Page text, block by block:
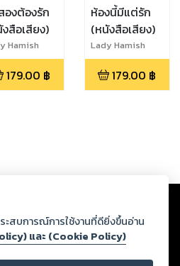
องต้องรัก
สือเสียง)
Hamish
179.00 ฿
ห้องนี้มีแต่รัก
(หนังสือเสียง)
Lady Hamish
179.00 ฿
เว็บไซต์และปรากฏว่าละเมิดสิทธิใน
ขัดต่อกฎหมายและศีลธรรม ดังนั้น ผู้อ่าน
นกรองด้วยตนเอง และหากท่านพบว่าส่วน
ม กรุณาแจ้งมายังบริษัท เพื่อทีมงานจะได้
อกขอสงวนลิขสิทธิ์ตามพระราชบัญญัติ
ะสบการณ์การใช้งานที่ดียิ่งขึ้นอ่าน
และ (Cookie Policy)